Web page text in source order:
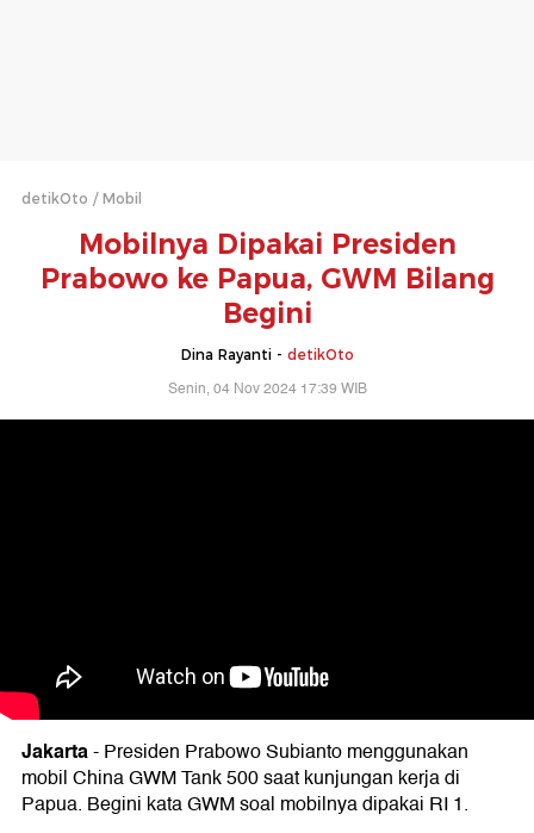
detikOto Mobil
Mobilnya Dipakai Presiden
Prabowo ke Papua, GWM Bilang
Begini
Dina Rayanti - detikOto
Senin, 04 Nov 2024 17:39 WIB
Jakarta-Presiden Prabowo Subianto menggunakan
mobil China GWM Tank 500 saat kunjungan kerja di
Papua. Begini kata GWM soal mobilnya dipakai RI 1.